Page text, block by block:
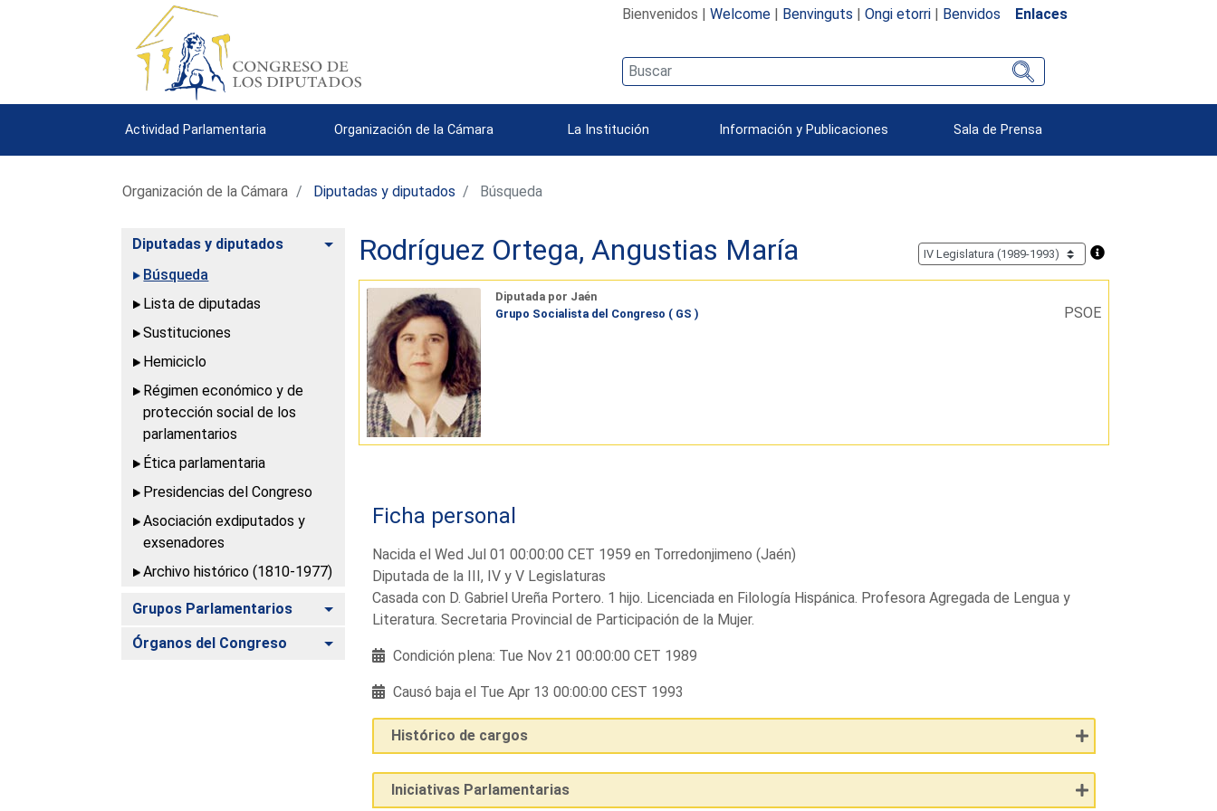
Bienvenidos | Welcome| Benvinguts | Ongi etorri| Benvidos Enlaces
Actividad Parlamentaria Organización de la Cámara La Institución Información y Publicaciones Sala de Prensa
Organización de la Cámara Diputadas y diputados Búsqueda
Diputadas y diputados
Alternar
Búsqueda
Lista de diputadas
Sustituciones
Hemiciclo
Régimen económico y de
protección social de los
parlamentarios
Ética parlamentaria
Presidencias del Congreso
Asociación exdiputados y
exsenadores
Archivo histórico (1810-1977)
Grupos Parlamentarios Alternar
Órganos del Congreso Alternar
Rodríguez Ortega, Angustias María
Diputada por Jaén
Grupo Socialista del Congreso ( GS )
PSOE
Ficha personal
Nacida el Wed Jul 01 00:00:00 CET 1959 en Torredonjimeno (Jaén)
Diputada de la III, IV y V Legislaturas
Casada con D. Gabriel Ureña Portero. 1 hijo. Licenciada en Filología Hispánica. Profesora Agregada de Lengua y
Literatura. Secretaria Provincial de Participación de la Mujer.
Condición plena: Tue Nov 21 00:00:00 CET 1989
Causó baja el Tue Apr 13 00:00:00 CEST 1993
Histórico de cargos
Iniciativas Parlamentarias